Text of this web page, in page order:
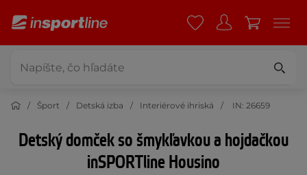
Šport Detská izba Interiérové ihriská IN: 26659
Detský domček so šmykľavkou a hojdačkou
inSPORTline Housino